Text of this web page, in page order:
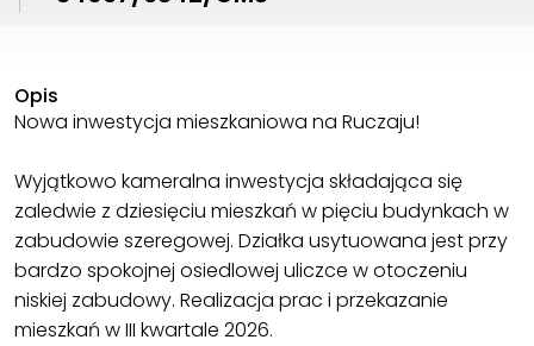
Opis
Nowa inwestycja mieszkaniowa na Ruczaju!
Wyjątkowo kameralna inwestycja składająca się
zaledwie z dziesięciu mieszkań w pięciu budynkach w
zabudowie szeregowej. Działka usytuowana jest przy
bardzo spokojnej osiedlowej uliczce w otoczeniu
niskiej zabudowy. Realizacja prac i przekazanie
mieszkań w III kwartale 2026.